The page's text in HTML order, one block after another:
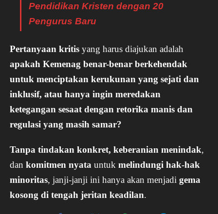
Pendidikan Kristen dengan 20
Pengurus Baru
Pertanyaan kritis yang harus diajukan adalah
apakah Kemenag benar-benar berkehendak
untuk menciptakan kerukunan yang sejati dan
inklusif, atau hanya ingin meredakan
ketegangan sesaat dengan retorika manis dan
regulasi yang masih samar?
Tanpa tindakan konkret, keberanian menindak,
dan komitmen nyata untuk melindungi hak-hak
minoritas, janji-janji ini hanya akan menjadi gema
kosong di tengah jeritan keadilan.